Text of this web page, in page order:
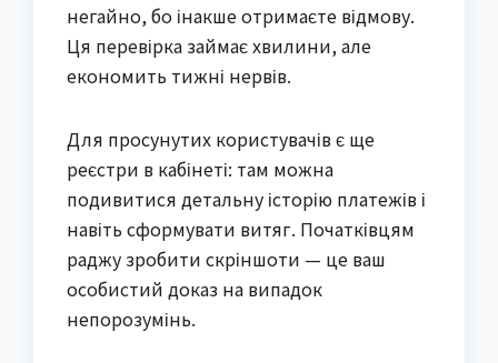
негайно, бо інакше отримаєте відмову.
Ця перевірка займає хвилини, але
економить тижні нервів.
Для просунутих користувачів є ще
реєстри в кабінеті: там можна
подивитися детальну історію платежів і
навіть сформувати витяг. Початківцям
раджу зробити скріншоти — це ваш
особистий доказ на випадок
непорозумінь.